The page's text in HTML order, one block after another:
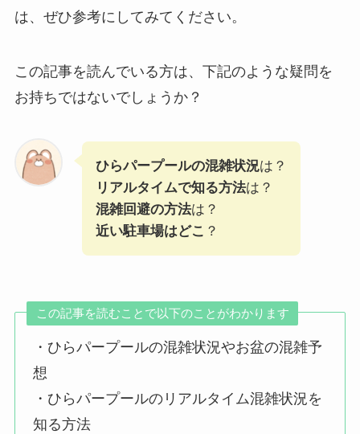
は、ぜひ参考にしてみてください。
この記事を読んでいる方は、下記のような疑問を
お持ちではないでしょうか？
ひらパープールの混雑状況は？
リアルタイムで知る方法は？
混雑回避の方法は？
近い駐車場はどこ ？
この記事を読むことで以下のことがわかります
・ひらパープールの混雑状況やお盆の混雑予
想
・ひらパープールのリアルタイム混雑状況を
知る方法